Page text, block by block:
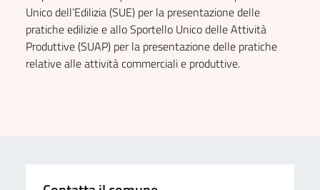
Unico dell’Edilizia (SUE) per la presentazione delle
pratiche edilizie e allo Sportello Unico delle Attività
Produttive (SUAP) per la presentazione delle pratiche
relative alle attività commerciali e produttive.